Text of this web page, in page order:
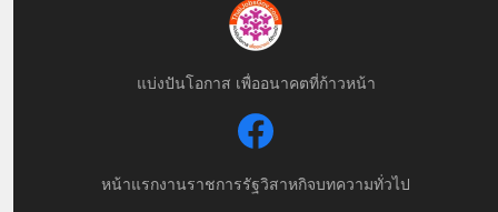
แบ่งปันโอกาส เพื่ออนาคตที่ก้าวหน้า
หน้าแรกงานราชการรัฐวิสาหกิจบทความทั่วไป